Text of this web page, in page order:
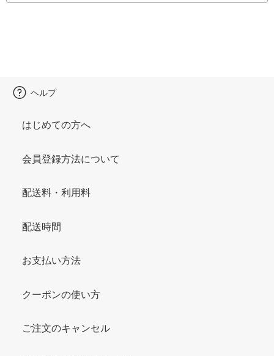
ヘルプ
はじめての方へ
会員登録方法について
配送料・利用料
配送時間
お支払い方法
クーポンの使い方
ご注文のキャンセル